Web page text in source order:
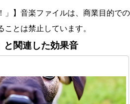
」】音楽ファイルは、商業目的での
とは禁止しています。
と関連した効果音